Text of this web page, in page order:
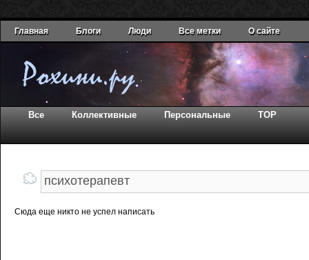
Главная Блоги Люди Все метки О сайте
Все Коллективные Персональные TOP
Сюда еще никто не успел написать